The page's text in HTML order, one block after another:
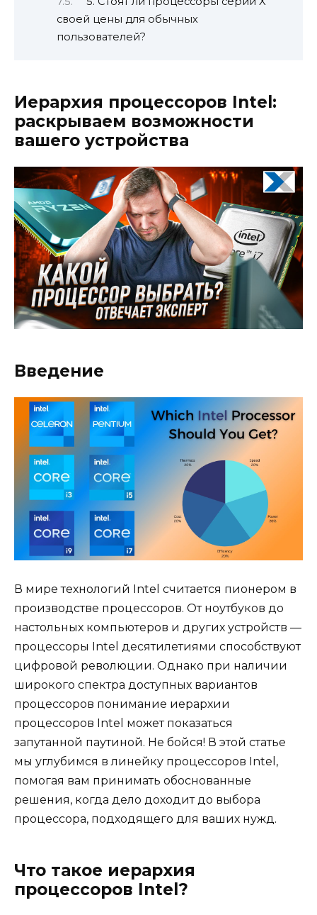
своей цены для обычных
пользователей?
Иерархия процессоров Intel:
раскрываем возможности
вашего устройства
Введение
В мире технологий Intel считается пионером в
производстве процессоров. От ноутбуков до
настольных компьютеров и других устройств —
процессоры Intel десятилетиями способствуют
цифровой революции. Однако при наличии
широкого спектра доступных вариантов
процессоров понимание иерархии
процессоров Intel может показаться
запутанной паутиной. Не бойся! В этой статье
мы углубимся в линейку процессоров Intel,
помогая вам принимать обоснованные
решения, когда дело доходит до выбора
процессора, подходящего для ваших нужд.
Что такое иерархия
процессоров Intel?